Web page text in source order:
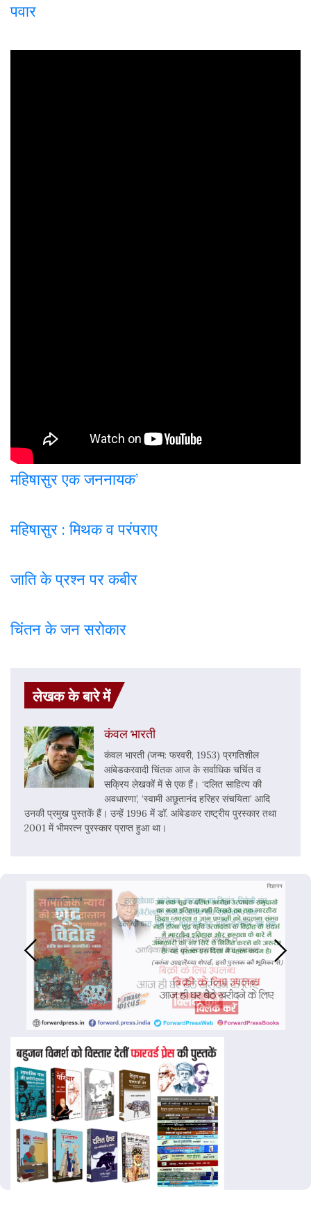
पवार
महिषासुर एक जननायक’
महिषासुर : मिथक व परंपराए
जाति के प्रश्न पर कबीर
चिंतन के जन सरोकार
लेखक के बारे में
कंवल भारती
कंवल भारती (जन्म: फरवरी, 1953) प्रगतिशील
आंबेडकरवादी चिंतक आज के सर्वाधिक चर्चित व
सक्रिय लेखकों में से एक हैं। ‘दलित साहित्य की
अवधारणा’, ‘स्वामी अछूतानंद हरिहर संचयिता’ आदि
उनकी प्रमुख पुस्तकें हैं। उन्हें 1996 में डॉ. आंबेडकर राष्ट्रीय पुरस्कार तथा
2001 में भीमरत्न पुरस्कार प्राप्त हुआ था।